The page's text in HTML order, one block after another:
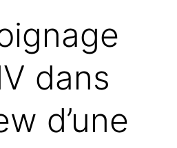
dans
d’une